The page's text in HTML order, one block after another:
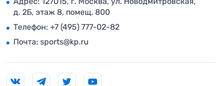
д. 2Б, этаж 8, помещ. 800
Телефон: +7 (495) 777-02-82
Почта: sports@kp.ru